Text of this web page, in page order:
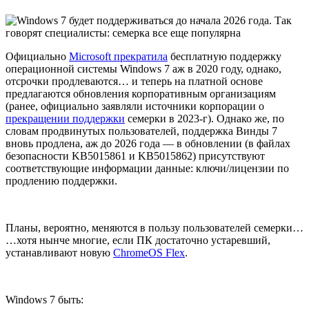
Официально Microsoft прекратила бесплатную поддержку
операционной системы Windows 7 аж в 2020 году, однако,
отсрочки продлеваются… и теперь на платной основе
предлагаются обновления корпоративным организациям
(ранее, официально заявляли источники корпорации о
прекращении поддержки семерки в 2023-г). Однако же, по
словам продвинутых пользователей, поддержка Винды 7
вновь продлена, аж до 2026 года — в обновлении (в файлах
безопасности KB5015861 и KB5015862) присутствуют
соответствующие информации данные: ключи/лицензии по
продлению поддержки.
Планы, вероятно, меняются в пользу пользователей семерки…
…хотя нынче многие, если ПК достаточно устаревший,
устанавливают новую ChromeOS Flex.
Windows 7 быть: